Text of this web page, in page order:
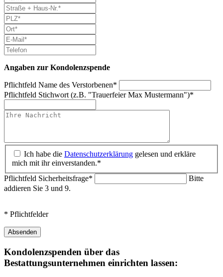
Angaben zur Kondolenz­spende
Pflichtfeld Name des Verstorbenen*
Pflichtfeld Stichwort (z.B. "Trauerfeier Max Mustermann")*
Ich habe die Datenschutzerklärung gelesen und erkläre
mich mit ihr einverstanden.*
Pflichtfeld Sicherheitsfrage*
Bitte
addieren Sie 3 und 9.
* Pflichtfelder
Absenden
Kondolenzspenden über das
Bestattungsunternehmen einrichten lassen: